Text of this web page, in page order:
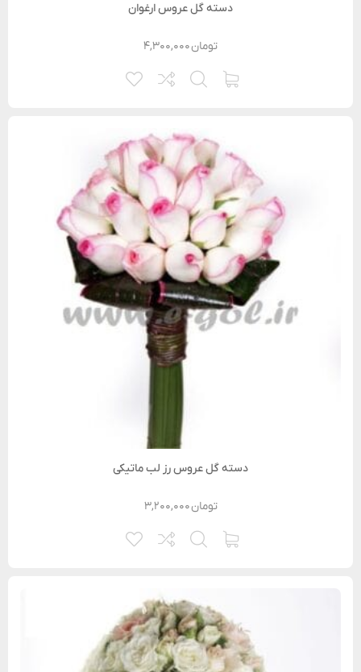
دسته گل عروس ارغوان
۴,۳۰۰,۰۰۰تومان
دسته گل عروس رز لب ماتیکی
۳,۲۰۰,۰۰۰تومان